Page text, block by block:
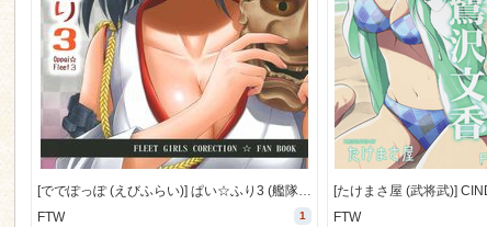
[ででぽっぽ (えびふらい)] ぱい☆ふり3 (艦隊これくしょん -艦これ-) [5M]
1
FTW FTW